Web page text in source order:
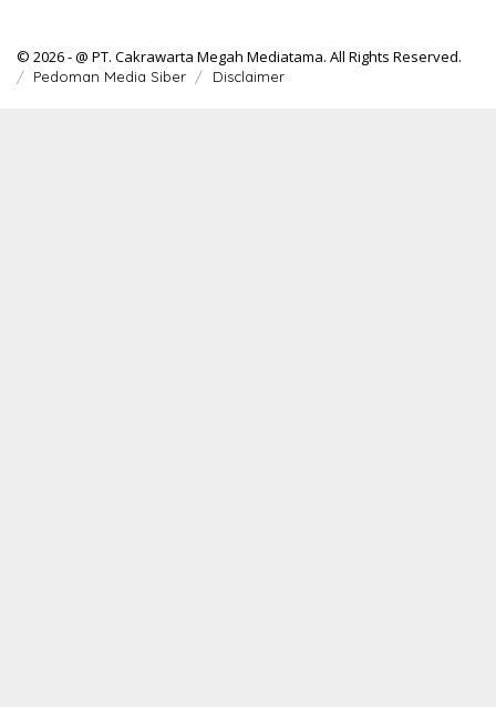
© 2026 - @ PT. Cakrawarta Megah Mediatama. All Rights Reserved.
Pedoman Media Siber Disclaimer